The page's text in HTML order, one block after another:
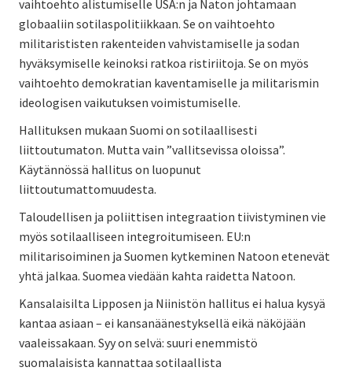
vaihtoehto alistumiselle USA:n ja Naton johtamaan
globaaliin sotilaspolitiikkaan. Se on vaihtoehto
militarististen rakenteiden vahvistamiselle ja sodan
hyväksymiselle keinoksi ratkoa ristiriitoja. Se on myös
vaihtoehto demokratian kaventamiselle ja militarismin
ideologisen vaikutuksen voimistumiselle.
Hallituksen mukaan Suomi on sotilaallisesti
liittoutumaton. Mutta vain ”vallitsevissa oloissa”.
Käytännössä hallitus on luopunut
liittoutumattomuudesta.
Taloudellisen ja poliittisen integraation tiivistyminen vie
myös sotilaalliseen integroitumiseen. EU:n
militarisoiminen ja Suomen kytkeminen Natoon etenevät
yhtä jalkaa. Suomea viedään kahta raidetta Natoon.
Kansalaisilta Lipposen ja Niinistön hallitus ei halua kysyä
kantaa asiaan – ei kansanäänestyksellä eikä näköjään
vaaleissakaan. Syy on selvä: suuri enemmistö
suomalaisista kannattaa sotilaallista